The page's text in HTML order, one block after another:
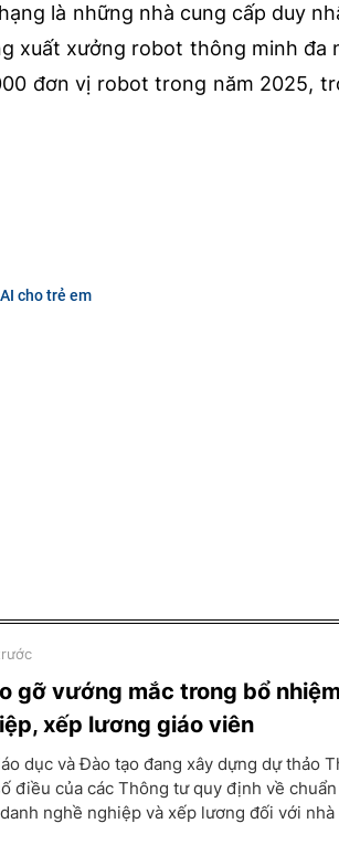
là những nhà cung cấp duy
xuất xưởng robot thông minh đa
đơn vị robot trong năm 2025,
cho trẻ em
gỡ vướng mắc trong bổ
xếp lương giáo viên
dục và Đào tạo đang xây dựng dự thảo
điều của các Thông tư quy định về
nghề nghiệp và xếp lương đối với